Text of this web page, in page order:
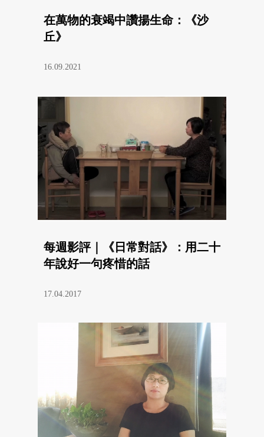
在萬物的衰竭中讚揚生命：《沙
丘》
16.09.2021
每週影評｜《日常對話》：用二十
年說好一句疼惜的話
17.04.2017